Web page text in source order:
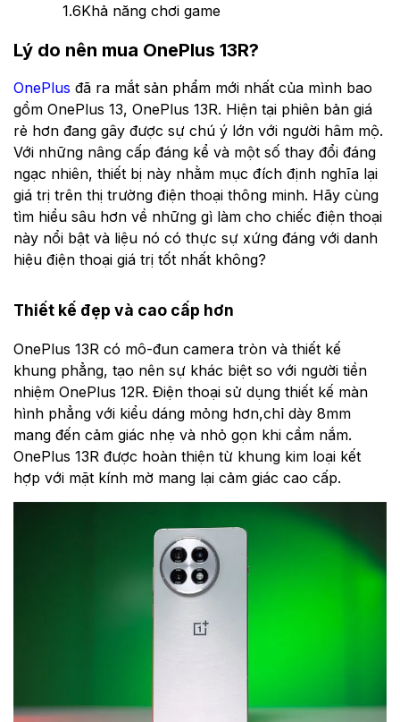
1.6Khả năng chơi game
Lý do nên mua OnePlus 13R?
OnePlus đã ra mắt sản phẩm mới nhất của mình bao
gồm OnePlus 13, OnePlus 13R. Hiện tại phiên bản giá
rẻ hơn đang gây được sự chú ý lớn với người hâm mộ.
Với những nâng cấp đáng kể và một số thay đổi đáng
ngạc nhiên, thiết bị này nhằm mục đích định nghĩa lại
giá trị trên thị trường điện thoại thông minh. Hãy cùng
tìm hiểu sâu hơn về những gì làm cho chiếc điện thoại
này nổi bật và liệu nó có thực sự xứng đáng với danh
hiệu điện thoại giá trị tốt nhất không?
Thiết kế đẹp và cao cấp hơn
OnePlus 13R có mô-đun camera tròn và thiết kế
khung phẳng, tạo nên sự khác biệt so với người tiền
nhiệm OnePlus 12R. Điện thoại sử dụng thiết kế màn
hình phẳng với kiểu dáng mỏng hơn,chỉ dày 8mm
mang đến cảm giác nhẹ và nhỏ gọn khi cầm nắm.
OnePlus 13R được hoàn thiện từ khung kim loại kết
hợp với mặt kính mờ mang lại cảm giác cao cấp.